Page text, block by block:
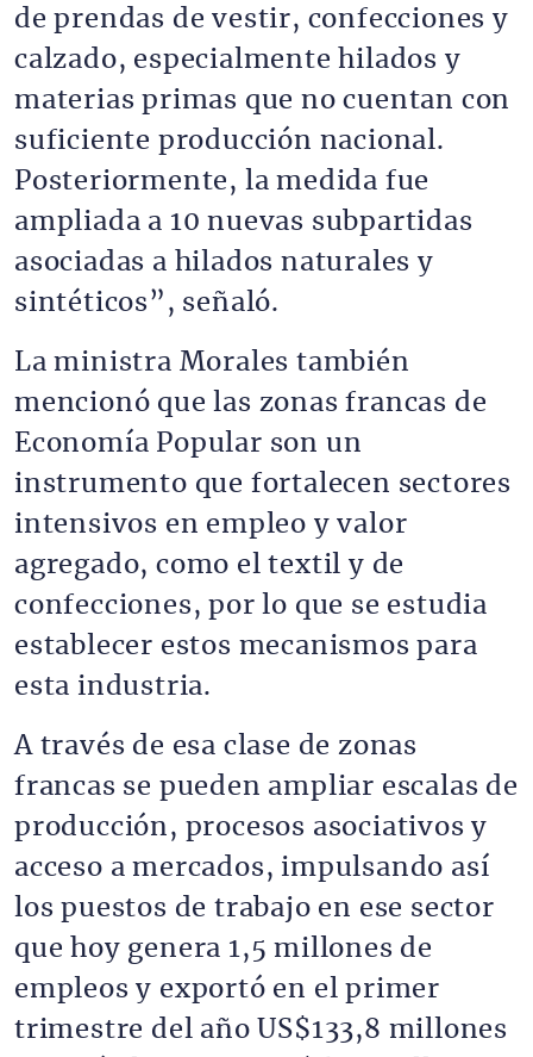
de prendas de vestir, confecciones y
calzado, especialmente hilados y
materias primas que no cuentan con
suficiente producción nacional.
Posteriormente, la medida fue
ampliada a 10 nuevas subpartidas
asociadas a hilados naturales y
sintéticos”, señaló.
La ministra Morales también
mencionó que las zonas francas de
Economía Popular son un
instrumento que fortalecen sectores
intensivos en empleo y valor
agregado, como el textil y de
confecciones, por lo que se estudia
establecer estos mecanismos para
esta industria.
A través de esa clase de zonas
francas se pueden ampliar escalas de
producción, procesos asociativos y
acceso a mercados, impulsando así
los puestos de trabajo en ese sector
que hoy genera 1,5 millones de
empleos y exportó en el primer
trimestre del año US$133,8 millones